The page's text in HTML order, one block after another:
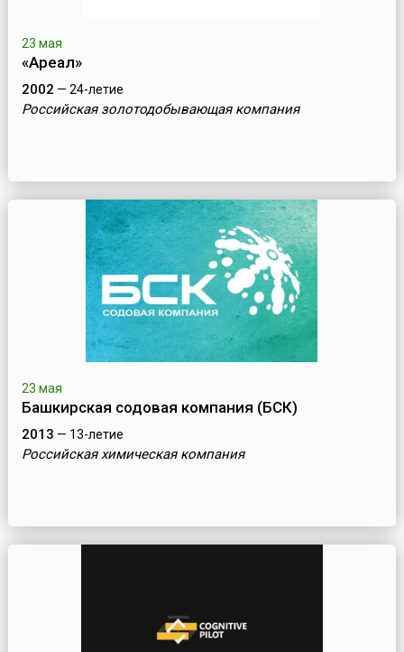
23 мая
«Ареал»
2002 — 24-летие
Российская золотодобывающая компания
23 мая
Башкирская содовая компания (БСК)
2013 — 13-летие
Российская химическая компания